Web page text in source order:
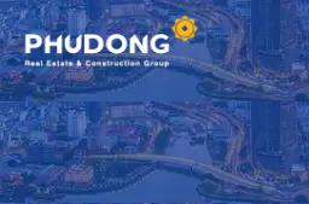
Skip
to
content